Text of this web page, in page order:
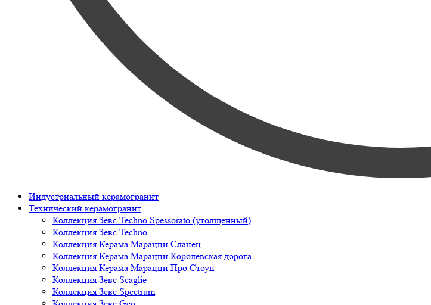
Индустриальный керамогранит
Технический керамогранит
Коллекция Зевс Techno Spessorato (утолщенный)
Коллекция Зевс Techno
Коллекция Керама Марацци Сланец
Коллекция Керама Марацци Королевская дорога
Коллекция Керама Марацци Про Стоун
Коллекция Зевс Scaglie
Коллекция Зевс Spectrum